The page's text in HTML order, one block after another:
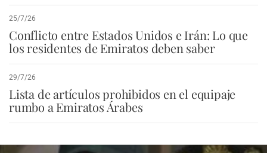
25/7/26
Conflicto entre Estados Unidos e Irán: Lo que
los residentes de Emiratos deben saber
29/7/26
Lista de artículos prohibidos en el equipaje
rumbo a Emiratos Árabes